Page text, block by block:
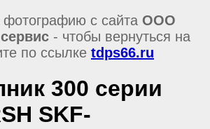
с сайта ООО
- чтобы вернуться на
по ссылке tdps66.ru
300 серии
SKF-